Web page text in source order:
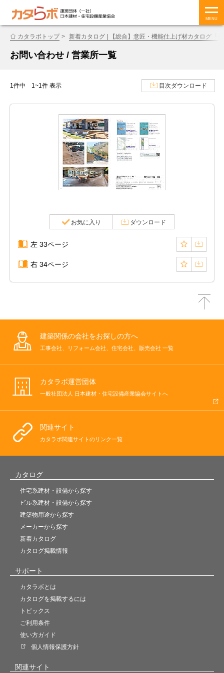
MENU
カタラボトップ 新着カタログ | 【総合】意匠・機能仕上げ材カタログ「
お問い合わせ / 営業所一覧
1件中 1~1件 表示 目次ダウンロード
お気に入り ダウンロード
左 33ページ
右 34ページ
建築関係の会社をお探しの方へ
工事会社、リフォーム会社、住宅会社、販売会社 一覧
カタラボ運営団体
一般社団法人 日本建材・住宅設備産業協会サイトへ
関連サイト
カタラボ関連サイトのリンク一覧
カタログ
住宅系建材・設備から探す
ビル系建材・設備から探す
建築物用途から探す
メーカーから探す
新着カタログ
カタログ掲載情報
サポート
カタラボとは
カタログを掲載するには
トピックス
ご利用条件
使い方ガイド
個人情報保護方針
関連サイト